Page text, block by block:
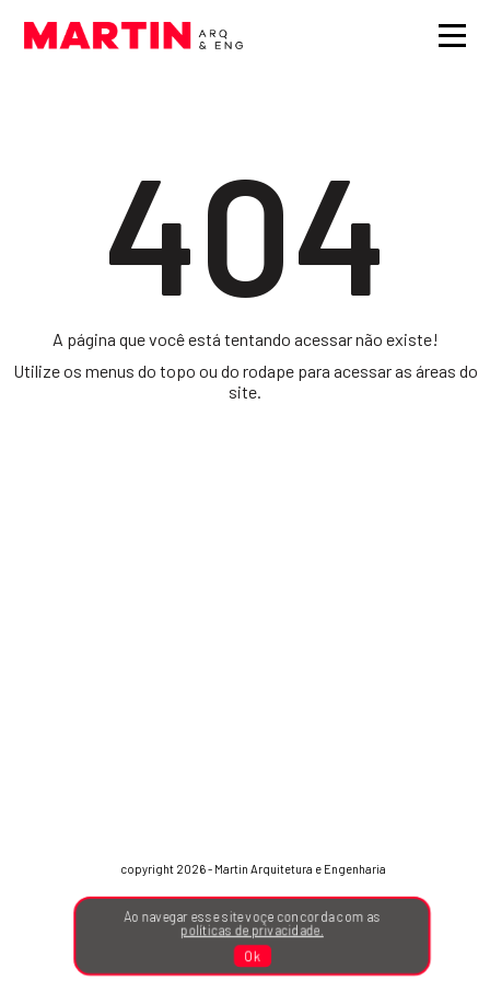
404
A página que você está tentando acessar não existe!
Utilize os menus do topo ou do rodape para acessar as áreas do
site.
Ao navegar esse site voçe concorda com as
políticas de privacidade.
Ok
copyright 2026 - Martin Arquitetura e Engenharia